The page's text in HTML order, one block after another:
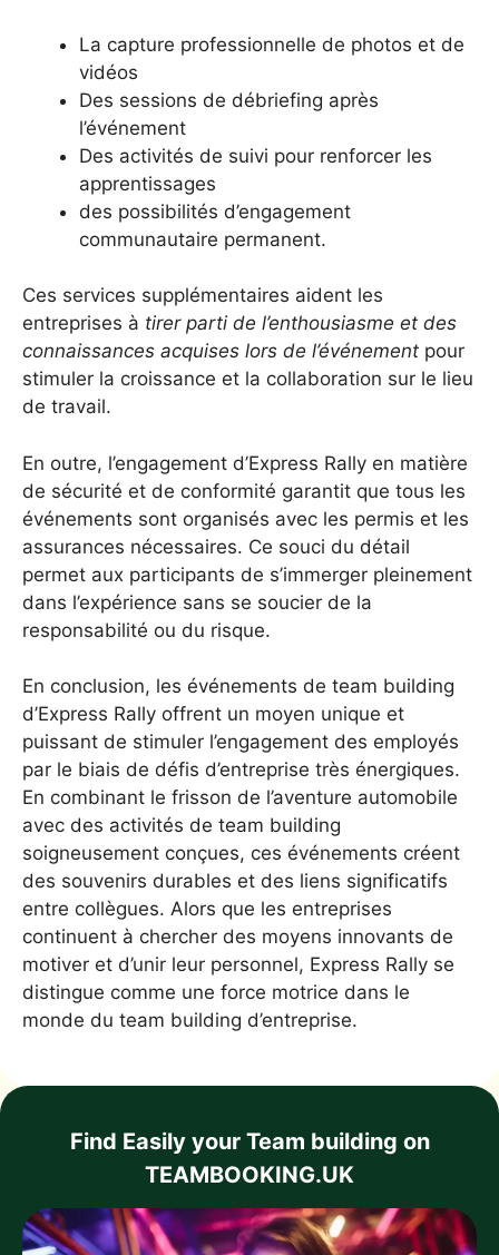
La capture professionnelle de photos et de
vidéos
Des sessions de débriefing après
l’événement
Des activités de suivi pour renforcer les
apprentissages
des possibilités d’engagement
communautaire permanent.
Ces services supplémentaires aident les
entreprises à tirer parti de l’enthousiasme et des
connaissances acquises lors de l’événement pour
stimuler la croissance et la collaboration sur le lieu
de travail.
En outre, l’engagement d’Express Rally en matière
de sécurité et de conformité garantit que tous les
événements sont organisés avec les permis et les
assurances nécessaires. Ce souci du détail
permet aux participants de s’immerger pleinement
dans l’expérience sans se soucier de la
responsabilité ou du risque.
En conclusion, les événements de team building
d’Express Rally offrent un moyen unique et
puissant de stimuler l’engagement des employés
par le biais de défis d’entreprise très énergiques.
En combinant le frisson de l’aventure automobile
avec des activités de team building
soigneusement conçues, ces événements créent
des souvenirs durables et des liens significatifs
entre collègues. Alors que les entreprises
continuent à chercher des moyens innovants de
motiver et d’unir leur personnel, Express Rally se
distingue comme une force motrice dans le
monde du team building d’entreprise.
Find Easily your Team building on
TEAMBOOKING.UK